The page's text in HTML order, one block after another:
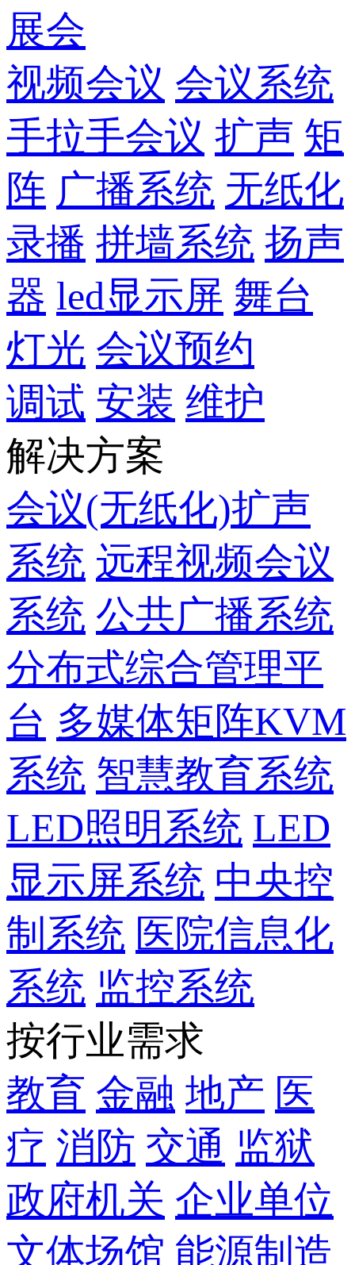
展会
视频会议 会议系统
手拉手会议 扩声 矩
阵 广播系统 无纸化
录播 拼墙系统 扬声
器 led显示屏 舞台
灯光 会议预约
调试 安装 维护
解决方案
会议(无纸化)扩声
系统 远程视频会议
系统 公共广播系统
分布式综合管理平
台 多媒体矩阵KVM
系统 智慧教育系统
LED照明系统 LED
显示屏系统 中央控
制系统 医院信息化
系统 监控系统
按行业需求
教育 金融 地产 医
疗 消防 交通 监狱
政府机关 企业单位
文体场馆 能源制造